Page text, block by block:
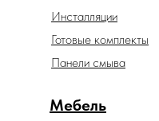
Мебель
Инсталляции
Готовые комплекты
Панели смыва